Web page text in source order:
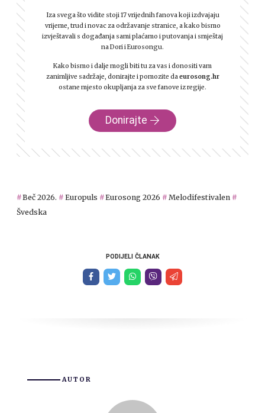
Iza svega što vidite stoji 17 vrijednih fanova koji izdvajaju
vrijeme, trud i novac za održavanje stranice, a kako bismo
izvještavali s događanja sami plaćamo i putovanja i smještaj
na Dori i Eurosongu.
Kako bismo i dalje mogli biti tu za vas i donositi vam
zanimljive sadržaje, donirajte i pomozite daeurosong.hr
ostane mjesto okupljanja za sve fanove iz regije.
Donirajte
Beč 2026. Europuls Eurosong 2026
Melodifestivalen
Švedska
PODIJELI ČLANAK
AUTOR